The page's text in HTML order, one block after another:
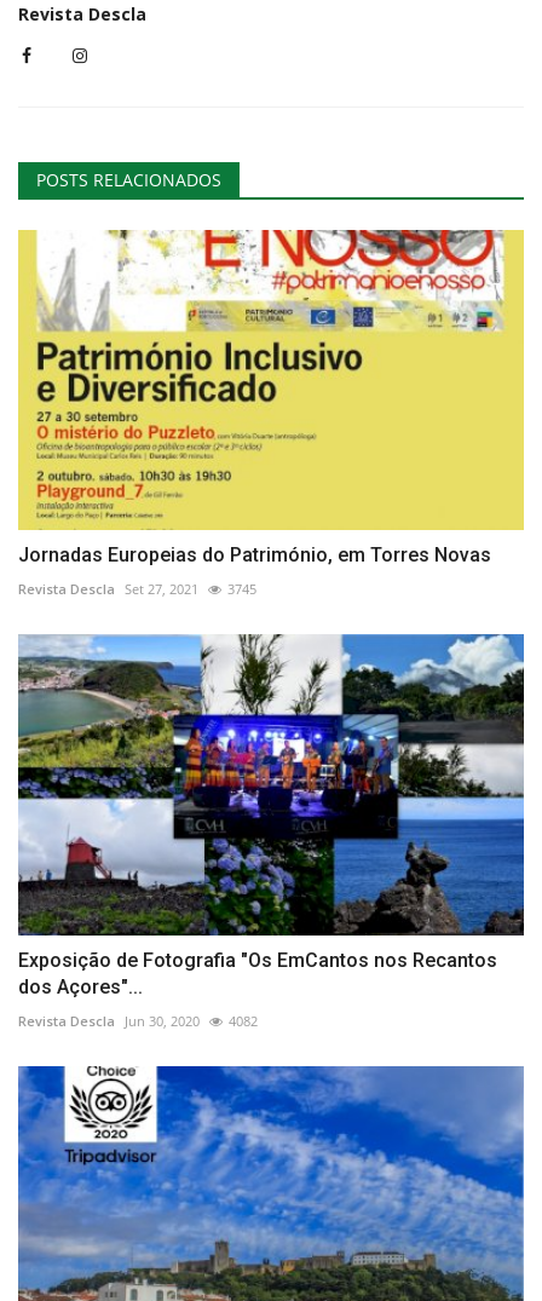
Revista Descla
POSTS RELACIONADOS
Jornadas Europeias do Património, em Torres Novas
Revista Descla Set 27, 2021 3745
Exposição de Fotografia "Os EmCantos nos Recantos
dos Açores"...
Revista Descla Jun 30, 2020 4082